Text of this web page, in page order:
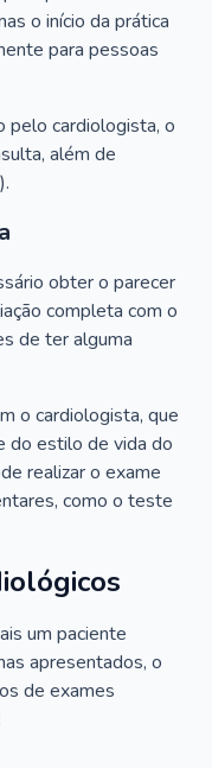
o início da prática
para pessoas
pelo cardiologista, o
além de
obter o parecer
completa com o
de ter alguma
o cardiologista, que
do estilo de vida do
realizar o exame
como o teste
um paciente
apresentados, o
de exames